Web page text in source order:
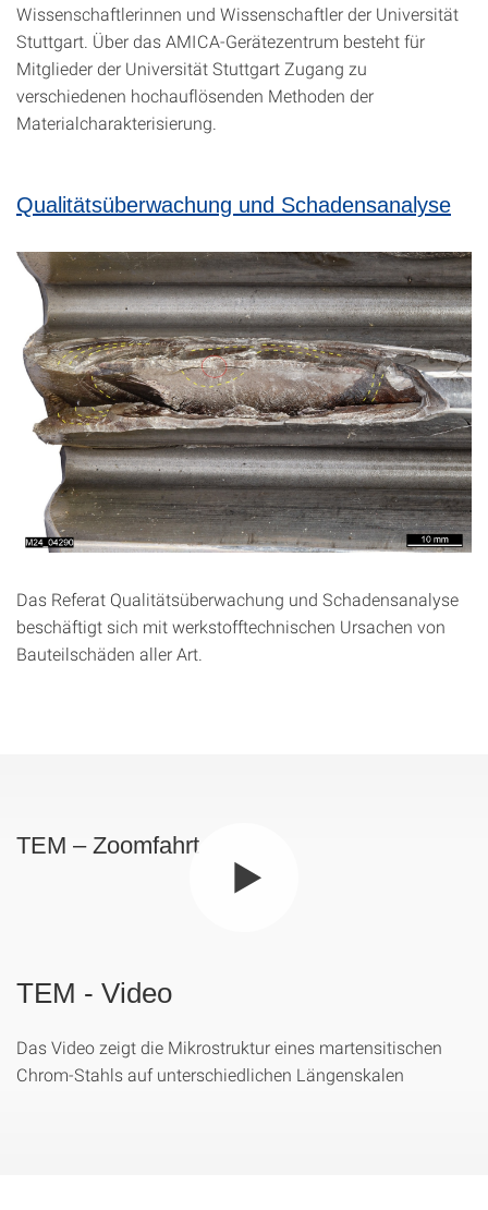
Wissenschaftlerinnen und Wissenschaftler der Universität
Stuttgart. Über das AMICA-Gerätezentrum besteht für
Mitglieder der Universität Stuttgart Zugang zu
verschiedenen hochauflösenden Methoden der
Materialcharakterisierung.
Qualitätsüberwachung und Schadensanalyse
Das Referat Qualitätsüberwachung und Schadensanalyse
beschäftigt sich mit werkstofftechnischen Ursachen von
Bauteilschäden aller Art.
TEM – Zoomfahrt
TEM - Video
Das Video zeigt die Mikrostruktur eines martensitischen
Chrom-Stahls auf unterschiedlichen Längenskalen